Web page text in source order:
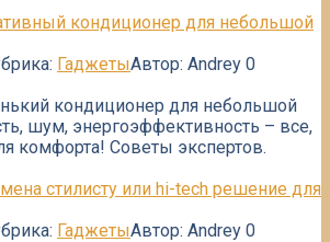
кондиционер для небольшой
ГаджетыАвтор: Andrey 0
кондиционер для небольшой
шум, энергоэффективность – все,
комфорта! Советы экспертов.
стилисту или hi-tech решение для
ГаджетыАвтор: Andrey 0